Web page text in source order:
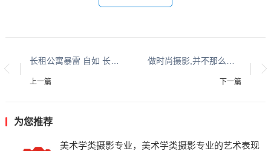
长租公寓暴雷 自如 长租公寓行业老大也挺不住了-自如频陷“违约门”
上一篇 下一篇
为您推荐
美术学类摄影专业，美术学类摄影专业的艺术表现